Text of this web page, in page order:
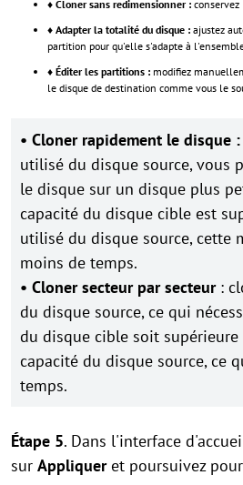
♦ Cloner sans redimensionner :
♦ Adapter la totalité du disque : ajustez
partition pour qu'elle s'adapte à
♦ Éditer les partitions : modifiez
le disque de destination comme vous le
• Cloner rapidement le disque :
utilisé du disque source, vous
le disque sur un disque plus
capacité du disque cible est
utilisé du disque source, cette
moins de temps.
• Cloner secteur par secteur:
du disque source, ce qui
du disque cible soit supérieure
capacité du disque source, ce
temps.
Étape 5. Dans l'interface
sur Appliqueret poursuivez